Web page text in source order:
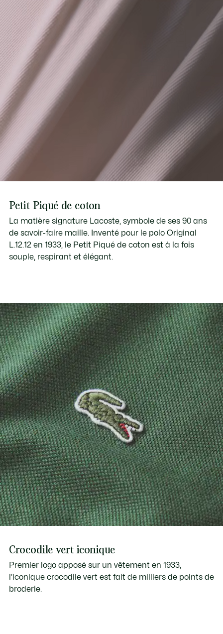
Petit Piqué de coton
La matière signature Lacoste, symbole de ses 90 ans
de savoir-faire maille. Inventé pour le polo Original
L.12.12 en 1933, le Petit Piqué de coton est à la fois
souple, respirant et élégant.
Crocodile vert iconique
Premier logo apposé sur un vêtement en 1933,
l'iconique crocodile vert est fait de milliers de points de
broderie.